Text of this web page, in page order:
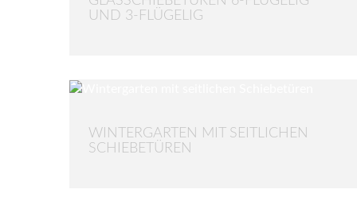
UND 3-FLÜGELIG
WINTERGARTEN MIT SEITLICHEN
SCHIEBETÜREN